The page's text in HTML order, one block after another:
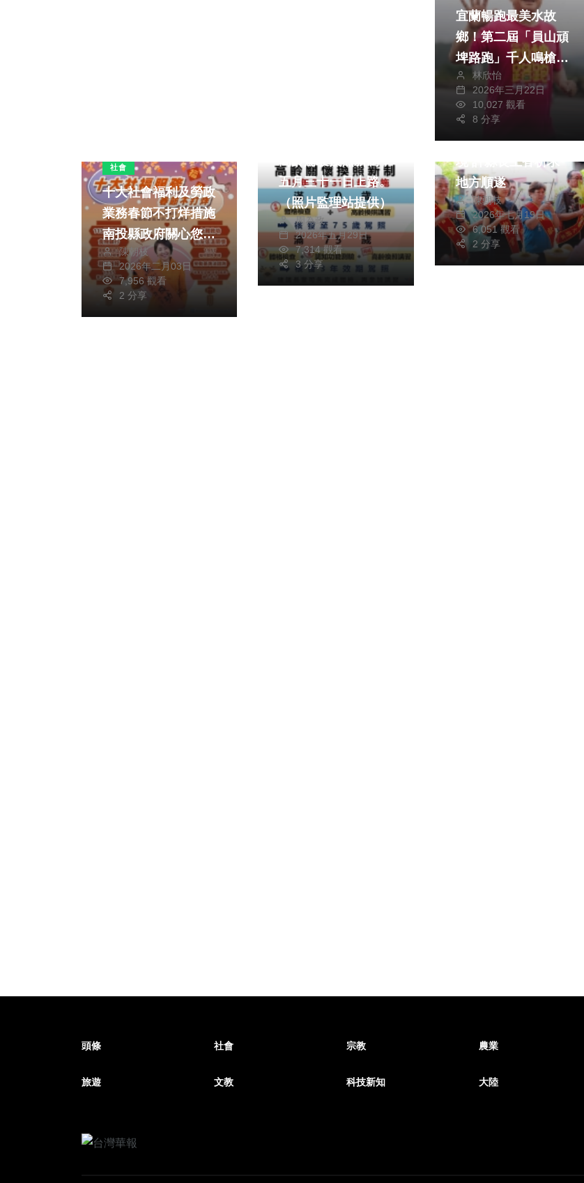
宜蘭暢跑最美水故
鄉！第二屆「員山頑
埤路跑」千人鳴槍起
跑 締造跑旅新標竿
林欣怡
2026年三月22日
10,027 觀看
8 分享
社會
十大社會福利及勞政
業務春節不打烊措施
南投縣政府關心您
「115年歲末送暖-關
懷系列」
陳朝枝
2026年二月03日
7,956 觀看
2 分享
高齡駕駛換照新制，
五月三十一日上路。
（照片監理站提供）
周為政
2026年五月29日
7,314 觀看
3 分享
宗教
水里虎爺聖誕祈福遶
境 許縣長上香祈求
地方順遂
陳朝枝
2026年七月19日
6,051 觀看
2 分享
頭條 社會 宗教 農業
旅遊 文教 科技新知 大陸